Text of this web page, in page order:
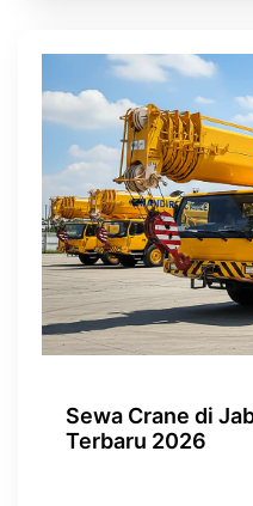
Sewa Crane di
Terbaru 2026